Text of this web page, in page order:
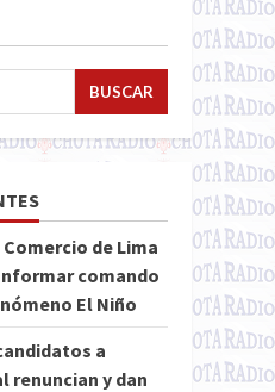
BUSCAR
de Lima
comando
El Niño
a
renuncian y dan